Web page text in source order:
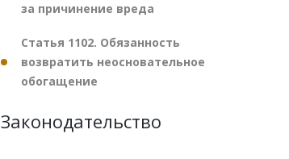
за причинение вреда
Статья 1102. Обязанность
возвратить неосновательное
обогащение
Законодательство